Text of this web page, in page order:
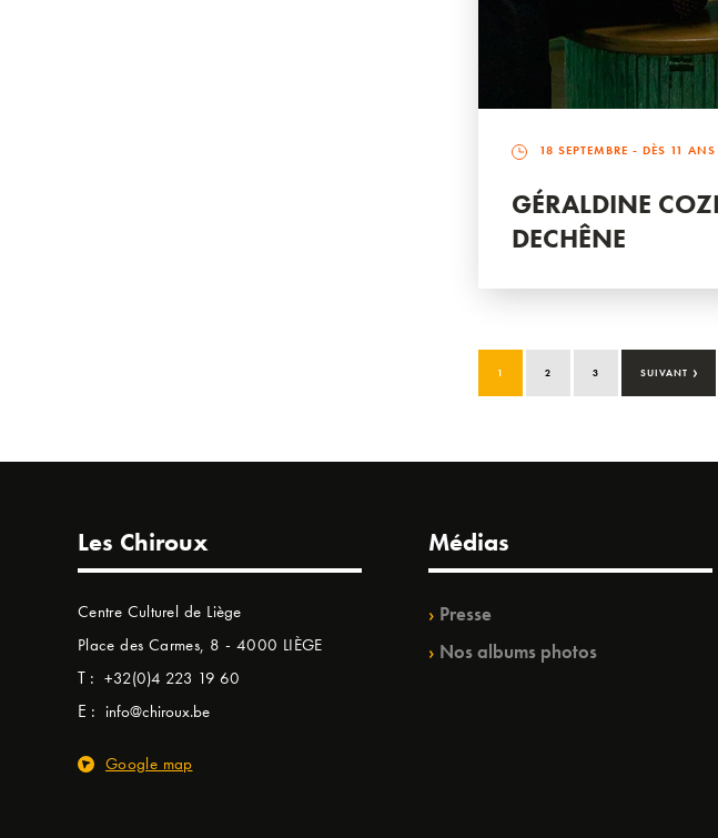
18 SEPTEMBRE - DÈS 11 ANS
GÉRALDINE
DECHÊNE
1 2 3 SUIVANT ›
Les Chiroux
Centre Culturel de Liège
Place des Carmes, 8 - 4000 LIÈGE
T : +32(0)4 223 19 60
E : info@chiroux.be
Google map
Médias
Presse
Nos albums photos